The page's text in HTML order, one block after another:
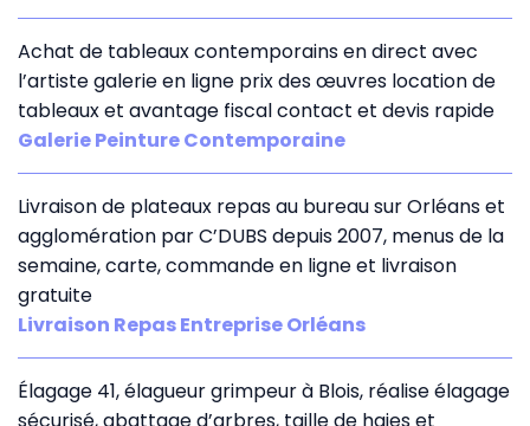
Achat de tableaux contemporains en direct avec
l’artiste galerie en ligne prix des œuvres location de
tableaux et avantage fiscal contact et devis rapide
Galerie Peinture Contemporaine
Livraison de plateaux repas au bureau sur Orléans et
agglomération par C’DUBS depuis 2007, menus de la
semaine, carte, commande en ligne et livraison
gratuite
Livraison Repas Entreprise Orléans
Élagage 41, élagueur grimpeur à Blois, réalise élagage
sécurisé, abattage d’arbres, taille de haies et